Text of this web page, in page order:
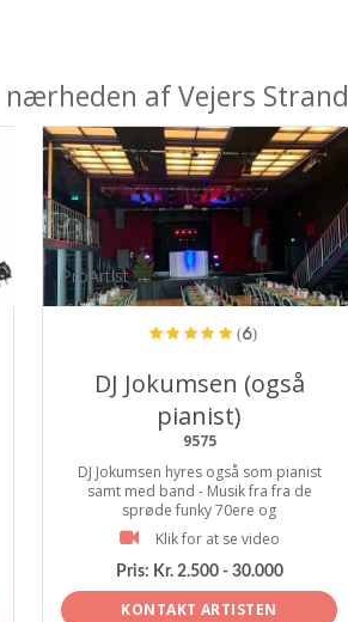
af Vejers Strand
ProArtist
(6)
DJ Jokumsen (også
pianist)
9575
DJ Jokumsen hyres også som pianist
samt med band - Musik fra fra de
sprøde funky 70ere og
Klik for at se video
Pris: Kr. 2.500 - 30.000
KONTAKT ARTISTEN